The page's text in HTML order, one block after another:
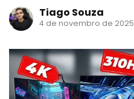
Tiago Souza
4 de novembro de 2025